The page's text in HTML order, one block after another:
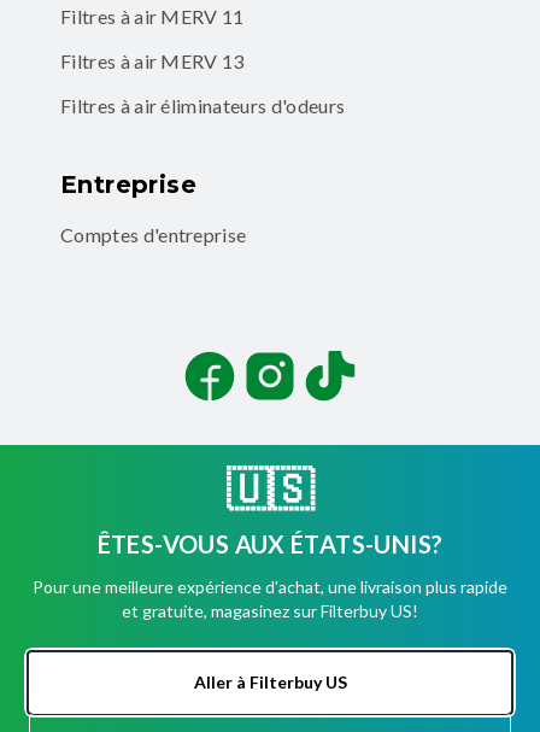
Filtres à air MERV 11
Filtres à air MERV 13
Filtres à air éliminateurs d'odeurs
Entreprise
Comptes d'entreprise
FacebookInstagramTikTok
Conditions d'utilisation
Politique de confidentialité
Sécurité
Déclaration d'accessibilité
🇺🇸
ÊTES-VOUS AUX ÉTATS-UNIS?
Pour une meilleure expérience d'achat, une livraison plus rapide
et gratuite, magasinez sur Filterbuy US!
Aller à Filterbuy US